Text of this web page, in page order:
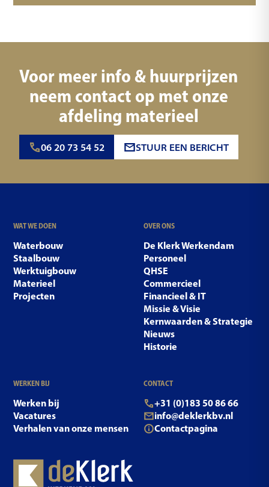
Voor meer info & huurprijzen
neem contact op met onze
afdeling materieel
06 20 73 54 52 STUUR EEN BERICHT
WAT WE DOEN
Waterbouw
Staalbouw
Werktuigbouw
Materieel
Projecten
OVER ONS
De Klerk Werkendam
Personeel
QHSE
Commercieel
Financieel & IT
Missie & Visie
Kernwaarden & Strategie
Nieuws
Historie
WERKEN BIJ
Werken bij
Vacatures
Verhalen van onze mensen
CONTACT
+31 (0)183 50 86 66
info@deklerkbv.nl
Contactpagina